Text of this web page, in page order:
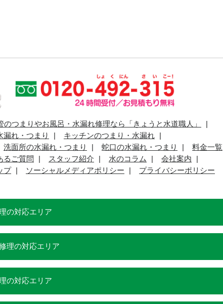
つまりやお風呂・水漏れ修理なら「きょうと水道職人」
漏れ・つまり
キッチンのつまり・水漏れ
洗面所の水漏れ・つまり 蛇口の水漏れ・つまり
料金一覧
るご質問 スタッフ紹介 水のコラム
会社案内
プ ソーシャルメディアポリシー プライバシーポリシー
の対応エリア
理の対応エリア
の対応エリア